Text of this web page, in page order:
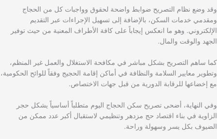
وقد وضع نظام التصريح ضوابط واضحة لحقوق وواجبات كل من الحجاج
ومقدمي خدمات السكن، بالإضافة إلى تسهيل الإجراءات عبر التقديم
الإلكتروني. وهو ما انعكس إيجاباً على كافة الأطراف المعنية من حيث توفير
الجهد والوقت والمال.
كما ساهم التصريح بشكل مباشر في مكافحة الاستغلال والعمل غير المنظم،
وتطوير معايير السلامة والنظافة في أماكن إقامة الحجيج وفقاً للوائح الحكومية،
مع إخضاعها للرقابة الدورية من قبل جهات الاختصاص.
وفي النهاية، أضحى تصريح سكن الحجاج اليوم متطلباً أساسياً يشكل حجر
الزاوية في بناء اقتصاد حج مزدهر وتنظيمي لاستقبال أكبر عدد ممكن من
الضيوف بكل يسر وسهولة وراحة.